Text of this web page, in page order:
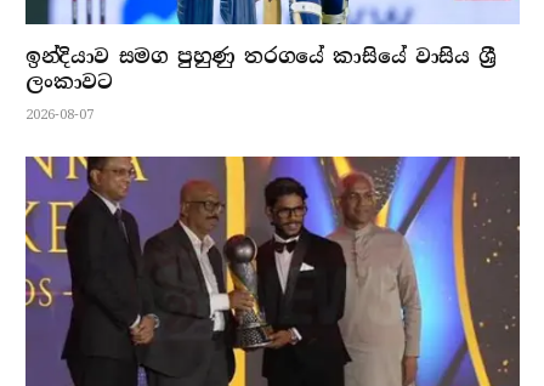
ඉන්දියාව සමග පුහුණු තරගයේ කාසියේ වාසිය ශ්‍රී
ලංකාවට
2026-08-07